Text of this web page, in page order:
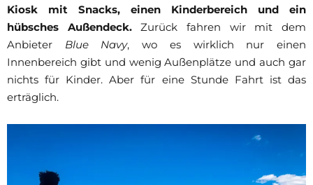
Kiosk mit Snacks, einen Kinderbereich und ein
hübsches Außendeck.Zurück fahren wir mit dem
Anbieter Blue Navy, wo es wirklich nur einen
Innenbereich gibt und wenig Außenplätze und auch gar
nichts für Kinder. Aber für eine Stunde Fahrt ist das
erträglich.